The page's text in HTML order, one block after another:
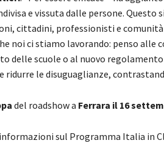
e vissuta dalle persone. Questo
cittadini, professionisti e comunità
noi ci stiamo lavorando: penso alle
delle scuole o al nuovo
ridurre le disuguaglianze,
del roadshow a Ferrara il 16
sul Programma Italia in